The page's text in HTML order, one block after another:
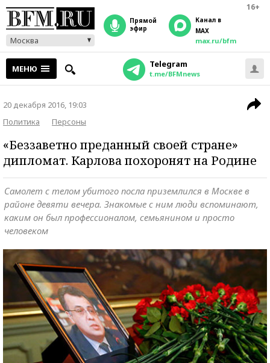
16+
Москва
прямой
эфир
Канал в
MAX
max.ru/bfm
МЕНЮ Telegram
t.me/BFMnews
20 декабря 2016, 19:03
Политика
Персоны
«Беззаветно преданный своей стране»
дипломат. Карлова похоронят на Родине
Самолет с телом убитого посла приземлился в Москве в
районе девяти вечера. Знакомые с ним люди вспоминают,
каким он был профессионалом, семьянином и просто
человеком